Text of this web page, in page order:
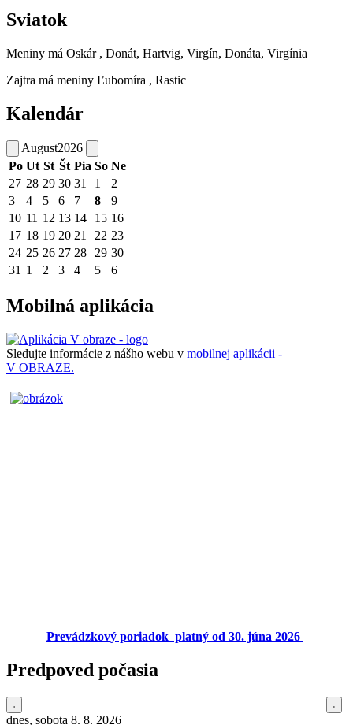
Sviatok
Meniny má Oskár , Donát, Hartvig, Virgín, Donáta, Virgínia
Zajtra má meniny Ľubomíra , Rastic
Kalendár
August2026
Po Ut St Št Pia So Ne
27 28 29 30 31 1
2
3
4 5 6 7 8
9
10 11 12 13 14 15 16
17 18 19 20 21 22 23
24 25 26 27 28 29 30
31 1 2 3 4 5 6
Mobilná aplikácia
Sledujte informácie z nášho webu v mobilnej aplikácii -
V OBRAZE.
Prevádzkový poriadok platný od 30. júna 2026
Predpoved počasia
dnes, sobota 8. 8. 2026